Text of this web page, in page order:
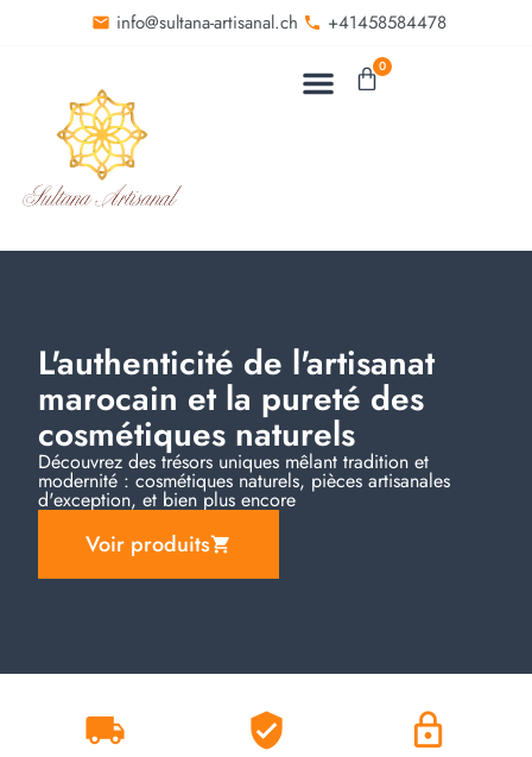
info@sultana-artisanal.ch +41458584478
0
L'authenticité de l'artisanat
marocain et la pureté des
cosmétiques naturels
Découvrez des trésors uniques mêlant tradition et
modernité : cosmétiques naturels, pièces artisanales
d'exception, et bien plus encore
Voir produits